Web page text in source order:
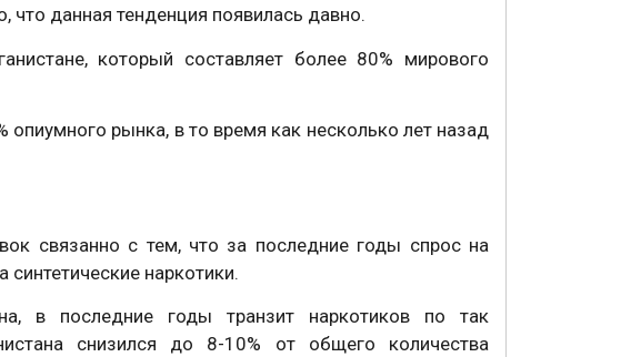
что данная тенденция появилась давно.
который составляет более 80% мирового
рынка, в то время как несколько лет назад
связанно с тем, что за последние годы спрос на
наркотики.
в последние годы транзит наркотиков по так
снизился до 8-10% от общего количества